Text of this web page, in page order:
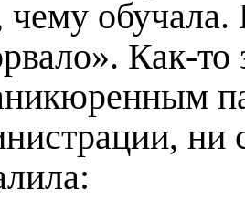
чему
Как-то
ни